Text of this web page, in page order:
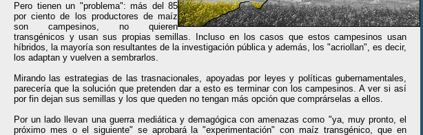
Pero tienen un "problema": más del 85
por ciento de los productores de maíz
son campesinos, no quieren
transgénicos y usan sus propias semillas. Incluso en los casos que estos campesinos usan
híbridos, la mayoría son resultantes de la investigación pública y además, los "acriollan", es decir,
los adaptan y vuelven a sembrarlos.
Mirando las estrategias de las trasnacionales, apoyadas por leyes y políticas gubernamentales,
parecería que la solución que pretenden dar a esto es terminar con los campesinos. A ver si así
por fin dejan sus semillas y los que queden no tengan más opción que comprárselas a ellos.
Por un lado llevan una guerra mediática y demagógica con amenazas como "ya, muy pronto, el
próximo mes o el siguiente" se aprobará la "experimentación" con maíz transgénico, que en